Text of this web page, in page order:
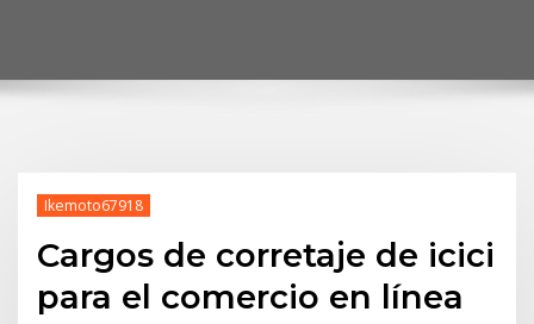
Ikemoto67918
Cargos de corretaje de icici
para el comercio en línea